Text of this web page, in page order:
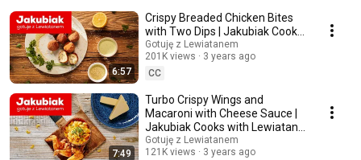
6:57
Crispy Breaded Chicken Bites
with Two Dips | Jakubiak Cooks
with Lewiatan Ep. 4
Gotuję z Lewiatanem
201K views
3 years ago
CC
7:49
Turbo Crispy Wings and
Macaroni with Cheese Sauce |
Jakubiak Cooks with Lewiatan
Ep. 14
Gotuję z Lewiatanem
121K views
3 years ago